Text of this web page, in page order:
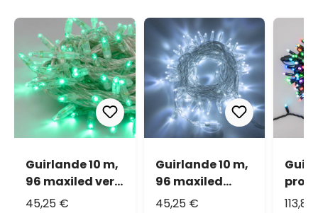
Guirlande 10 m,
96 maxiled vert,
câble
45,25 €
Guirlande 10 m,
96 maxiled
blanc froid,
45,25 €
20